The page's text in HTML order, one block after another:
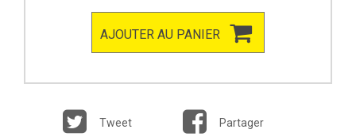
AJOUTER AU PANIER
Tweet Partager